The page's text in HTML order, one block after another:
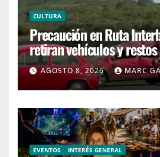
CULTURA
Precaución en Ruta
retiran vehículos y
en el kilómetro 99
AGOSTO 8, 2026 MARC
EVENTOS INTERÉS GENERAL